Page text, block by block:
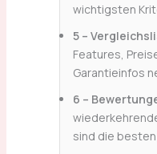
wichtigsten
5 –
Features,
Garantieinfos
6 –
sind die